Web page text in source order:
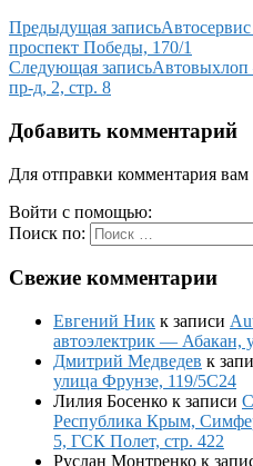
Предыдущая запись
проспект Победы, 170/1
Следующая запись
пр-д, 2, стр. 8
Добавить комментарий
Для отправки комментария
Войти с помощью:
Поиск по:
Свежие комментарии
Евгений Ник к записи
автоэлектрик — Абакан,
Дмитрий Медведев к
улица Фрунзе, 119/5С24
Лилия Босенко к записи
Республика Крым,
5, ГСК Полет, стр. 422
Руслан Монтренко к